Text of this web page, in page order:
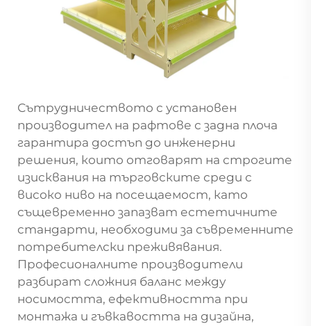
Сътрудничеството с установен
производител на рафтове с задна плоча
гарантира достъп до инженерни
решения, които отговарят на строгите
изисквания на търговските среди с
високо ниво на посещаемост, като
същевременно запазват естетичните
стандарти, необходими за съвременните
потребителски преживявания.
Професионалните производители
разбират сложния баланс между
носимостта, ефективността при
монтажа и гъвкавостта на дизайна,